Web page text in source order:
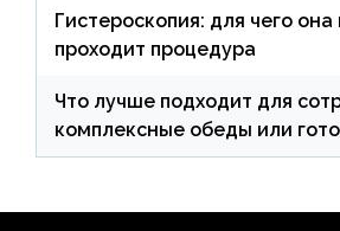
Гистероскопия: для чего
проходит процедура
Что лучше подходит для
комплексные обеды или